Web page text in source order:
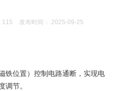
115 发布时间： 2025-09-25
铁位置）控制电路通断，实现电
调节‌。